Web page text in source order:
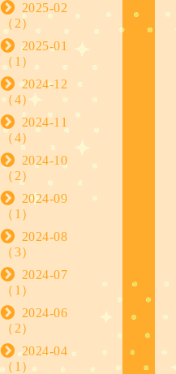
2025-02
（2）
2025-01
（1）
2024-12
（4）
2024-11
（4）
2024-10
（2）
2024-09
（1）
2024-08
（3）
2024-07
（1）
2024-06
（2）
2024-04
（1）